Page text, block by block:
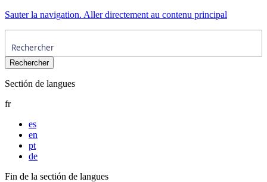
Sauter la navigation. Aller directement au contenu principal
Sectión de langues
fr
es
en
pt
de
Fin de la sectión de langues